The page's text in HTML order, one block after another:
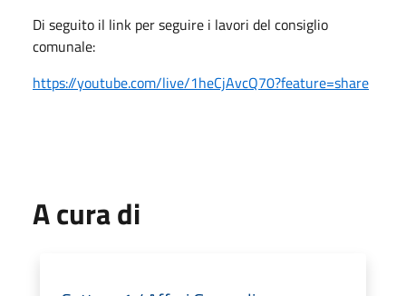
Di seguito il link per seguire i lavori del consiglio
comunale:
https://youtube.com/live/1heCjAvcQ70?feature=share
A cura di